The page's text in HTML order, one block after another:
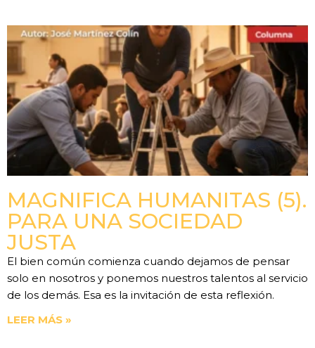
MAGNIFICA HUMANITAS (5).
PARA UNA SOCIEDAD
JUSTA
El bien común comienza cuando dejamos de pensar
solo en nosotros y ponemos nuestros talentos al servicio
de los demás. Esa es la invitación de esta reflexión.
LEER MÁS »